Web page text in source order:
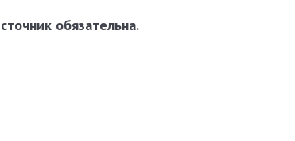
обязательна.